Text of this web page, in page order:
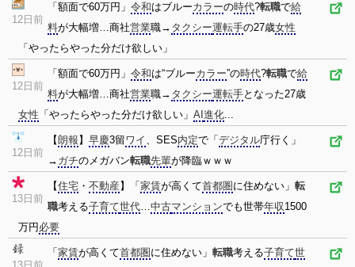
12日前
「額面で60万円」 令和はブルーカラーの時代?転職で給
料が大幅増…商社営業職→ タクシー運転手の27歳女性
「やったらやった分だけ欲しい」
12日前
「額面で60万円」 令和は“ブルーカラー”の時代?転職で給
料が大幅増…商社営業職→ タクシー運転手となった27歳
女性 「やったらやった分だけ欲しい」 AI 進化...
12日前
【朗報 】 早慶3留ワイ 、SES内定で「 デジタル庁行く」
→ ガチのメガバン転職先輩が降臨ｗｗｗ
13日前
【住宅 ・ 不動産 】「 家賃が高くて首都圏 に住めない」 転
職考える子育て世代…中古マンションでも世帯年収1500
万円 必要
「 家賃が高くて首都圏 に住めない」 転職考える子育て世